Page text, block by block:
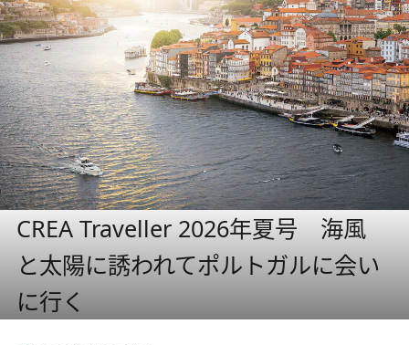
CREA Traveller 2026年夏号 海風
と太陽に誘われてポルトガルに会い
に行く